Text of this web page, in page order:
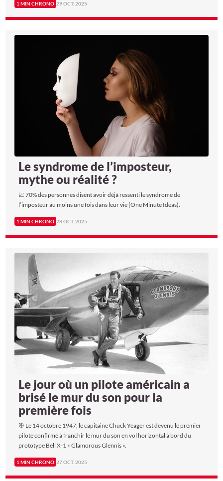
1 MIN CHRONO 29 OCT. 2025
Le syndrome de l’imposteur,
mythe ou réalité ?
📈 70% des personnes disent avoir déjà ressenti le syndrome de
l’imposteur au moins une fois dans leur vie (One Minute Ideas).
1 MIN CHRONO 28 OCT. 2025
Le jour où un pilote américain a
brisé le mur du son pour la
première fois
🎯 Le 14 octobre 1947, le capitaine Chuck Yeager est devenu le premier
pilote confirmé à franchir le mur du son en vol horizontal à bord du
prototype Bell X‑1 « Glamorous Glennis ».
1 MIN CHRONO 27 OCT. 2025